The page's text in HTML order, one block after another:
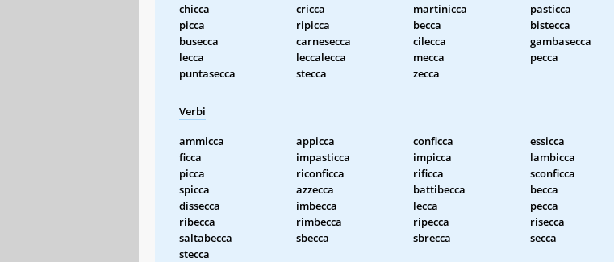
chicca cricca martinicca
pasticca
picca
ripicca becca
bistecca
busecca
carnesecca cilecca
gambasecca
lecca
leccalecca mecca
pecca
puntasecca
stecca zecca
Verbi
ammicca appicca conficca
essicca
ficca
impasticca impicca
lambicca
picca
riconficca rificca
sconficca
spicca
azzecca battibecca
becca
dissecca
imbecca lecca
pecca
ribecca
rimbecca ripecca
risecca
saltabecca
sbecca sbrecca
secca
stecca